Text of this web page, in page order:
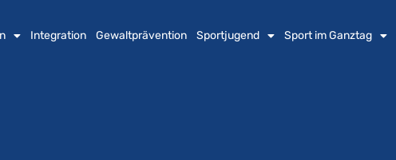
Integration Gewaltprävention Sportjugend Sport im Ganztag